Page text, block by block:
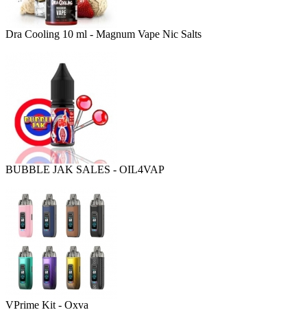
Dra Cooling 10 ml - Magnum Vape Nic Salts
BUBBLE JAK SALES - OIL4VAP
VPrime Kit - Oxva